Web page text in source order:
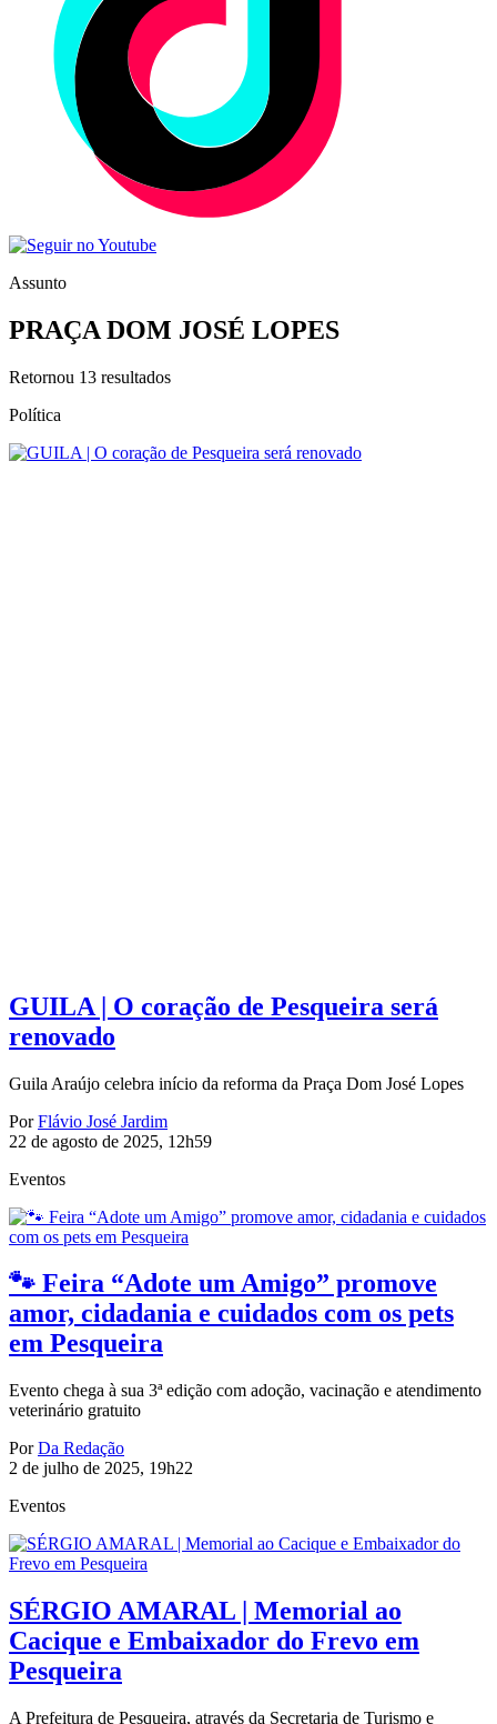
Assunto
PRAÇA DOM JOSÉ LOPES
Retornou 13 resultados
Política
GUILA | O coração de Pesqueira será
renovado
Guila Araújo celebra início da reforma da Praça Dom José Lopes
PorFlávio José Jardim
22 de agosto de 2025, 12h59
Eventos
🐾 Feira “Adote um Amigo” promove
amor, cidadania e cuidados com os pets
em Pesqueira
Evento chega à sua 3ª edição com adoção, vacinação e atendimento
veterinário gratuito
PorDa Redação
2 de julho de 2025, 19h22
Eventos
SÉRGIO AMARAL | Memorial ao
Cacique e Embaixador do Frevo em
Pesqueira
A Prefeitura de Pesqueira, através da Secretaria de Turismo e